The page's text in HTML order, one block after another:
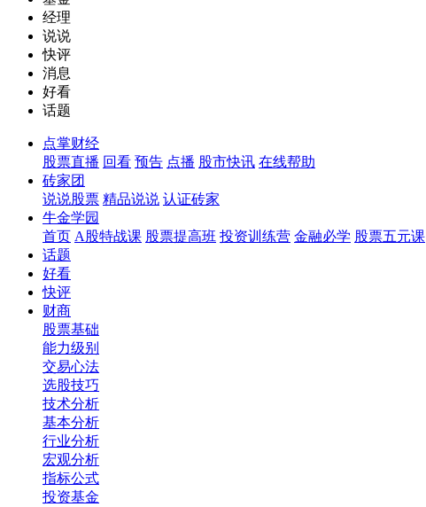
经理
说说
快评
消息
好看
话题
点掌财经
股票直播 回看 预告 点播 股市快讯 在线帮助
砖家团
说说股票 精品说说 认证砖家
牛金学园
首页 A股特战课 股票提高班 投资训练营 金融必学 股票五元课
话题
好看
快评
财商
股票基础
能力级别
交易心法
选股技巧
技术分析
基本分析
行业分析
宏观分析
指标公式
投资基金